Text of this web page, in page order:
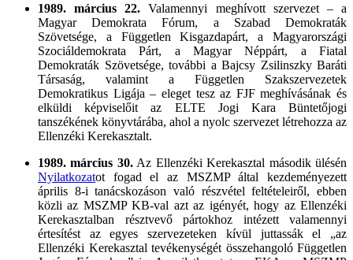
1989. március 22. Valamennyi meghívott szervezet – a
Magyar Demokrata Fórum, a Szabad Demokraták
Szövetsége, a Független Kisgazdapárt, a Magyarországi
Szociáldemokrata Párt, a Magyar Néppárt, a Fiatal
Demokraták Szövetsége, további a Bajcsy Zsilinszky Baráti
Társaság, valamint a Független Szakszervezetek
Demokratikus Ligája – eleget tesz az FJF meghívásának és
elküldi képviselőit az ELTE Jogi Kara Büntetőjogi
tanszékének könyvtárába, ahol a nyolc szervezet létrehozza az
Ellenzéki Kerekasztalt.
1989. március 30.Az Ellenzéki Kerekasztal második ülésén
Nyilatkozatot fogad el az MSZMP által kezdeményezett
április 8-i tanácskozáson való részvétel feltételeiről, ebben
közli az MSZMP KB-val azt az igényét, hogy az Ellenzéki
Kerekasztalban résztvevő pártokhoz intézett valamennyi
értesítést az egyes szervezeteken kívül juttassák el „az
Ellenzéki Kerekasztal tevékenységét összehangoló Független